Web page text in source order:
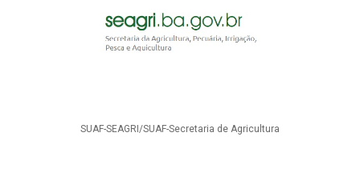
SUAF-SEAGRI/SUAF-Secretaria de Agricultura